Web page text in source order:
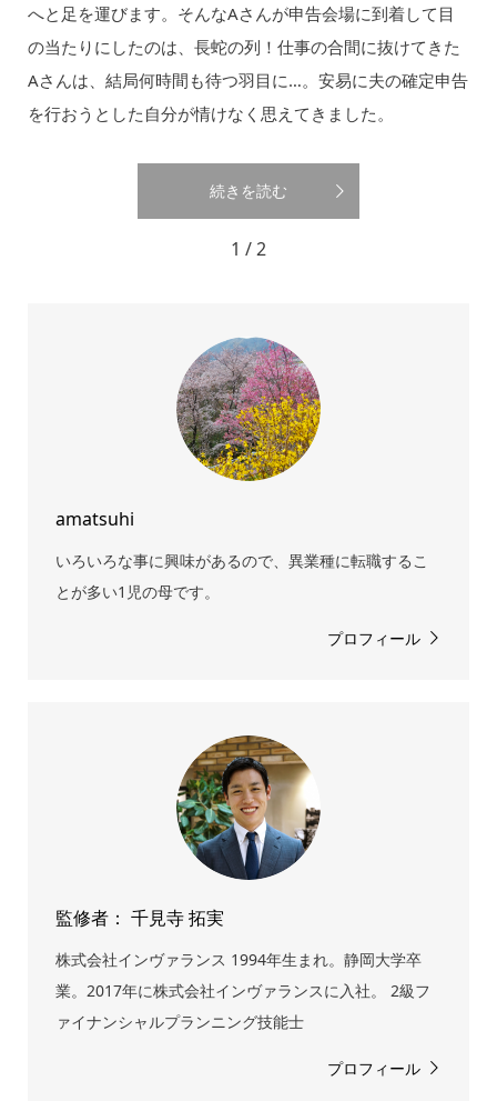
へと足を運びます。そんなAさんが申告会場に到着して目
の当たりにしたのは、長蛇の列！仕事の合間に抜けてきた
Aさんは、結局何時間も待つ羽目に…。安易に夫の確定申告
を行おうとした自分が情けなく思えてきました。
続きを読む
1 / 2
amatsuhi
いろいろな事に興味があるので、異業種に転職するこ
とが多い1児の母です。
プロフィール
監修者： 千見寺 拓実
株式会社インヴァランス 1994年生まれ。静岡大学卒
業。2017年に株式会社インヴァランスに入社。 2級フ
ァイナンシャルプランニング技能士
プロフィール